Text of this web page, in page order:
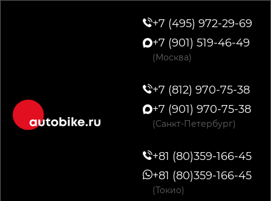
+7 (495) 972-29-69
+7 (901) 519-46-49
(Москва)
+7 (812) 970-75-38
+7 (901) 970-75-38
(Санкт-Петербург)
+81 (80)359-166-45
+81 (80)359-166-45
(Токио)